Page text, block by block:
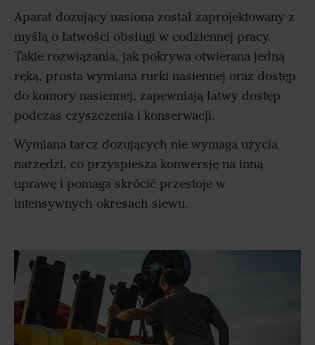
Aparat dozujący nasiona został zaprojektowany z
myślą o łatwości obsługi w codziennej pracy.
Takie rozwiązania, jak pokrywa otwierana jedną
ręką, prosta wymiana rurki nasiennej oraz dostęp
do komory nasiennej, zapewniają łatwy dostęp
podczas czyszczenia i konserwacji.
Wymiana tarcz dozujących nie wymaga użycia
narzędzi, co przyspiesza konwersję na inną
uprawę i pomaga skrócić przestoje w
intensywnych okresach siewu.